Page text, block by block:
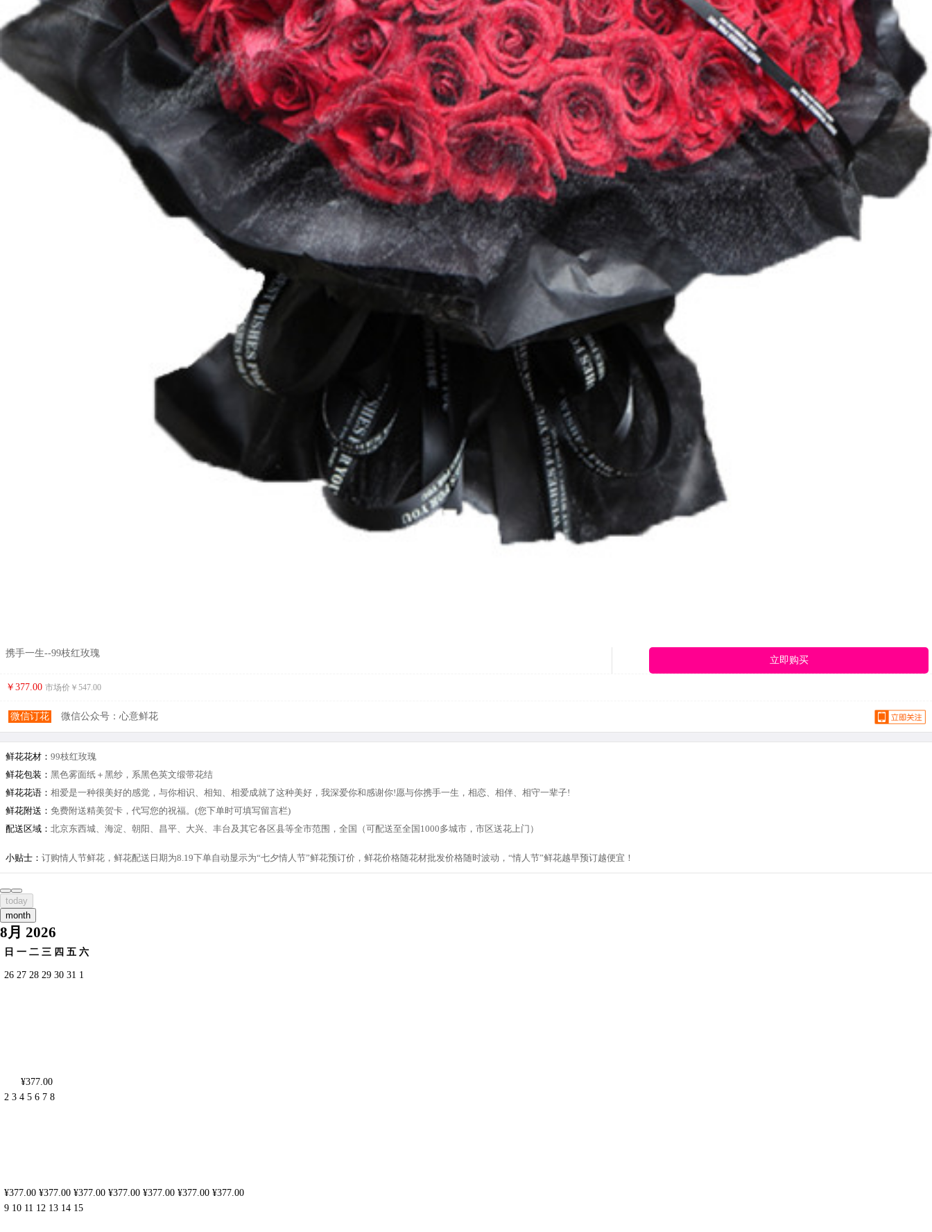
携手一生--99枝红玫瑰
立即购买
￥377.00 市场价￥ 547.00
微信订花 微信公众号：心意鲜花
鲜花花材： 99枝红玫瑰
鲜花包装： 黑色雾面纸＋黑纱，系黑色英文缎带花结
鲜花花语： 相爱是一种很美好的感觉，与你相识、相知、相爱成就了这种美好，我深爱你和感谢你!愿与你携手一生，相恋、相伴、相守一辈子!
鲜花附送： 免费附送精美贺卡，代写您的祝福。(您下单时可填写留言栏)
配送区域： 北京东西城、海淀、朝阳、昌平、大兴、丰台及其它各区县等全市范围，全国（可配送至全国1000多城市，市区送花上门）
小贴士： 订购情人节鲜花，鲜花配送日期为8.19下单自动显示为“七夕情人节”鲜花预订价，鲜花价格随花材批发价格随时波动，“情人节”鲜花越早预订越便宜！
today
month
8月 2026
日 一 二 三 四 五 六
26 27 28 29 30 31 1
¥377.00
2 3 4 5 6 7 8
¥377.00 ¥377.00 ¥377.00 ¥377.00 ¥377.00 ¥377.00 ¥377.00
9 10 11 12 13 14 15